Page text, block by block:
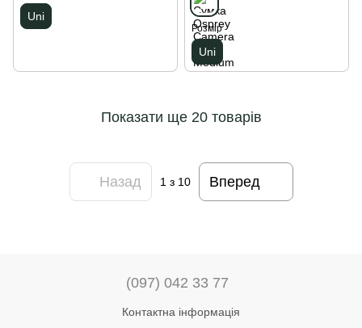
Uni
Розмір
Uni
Показати ще 20 товарів
Назад 1з 10 Вперед
(097) 042 33 77
Контактна інформація